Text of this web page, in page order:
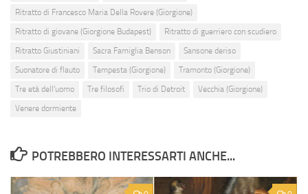
Ritratto di Francesco Maria Della Rovere (Giorgione)
Ritratto di giovane (Giorgione Budapest)
Ritratto di guerriero con scudiero
Ritratto Giustiniani
Sacra Famiglia Benson
Sansone deriso
Suonatore di flauto
Tempesta (Giorgione)
Tramonto (Giorgione)
Tre età dell'uomo
Tre filosofi Trio di Detroit
Vecchia (Giorgione)
Venere dormiente
POTREBBERO INTERESSARTI ANCHE...